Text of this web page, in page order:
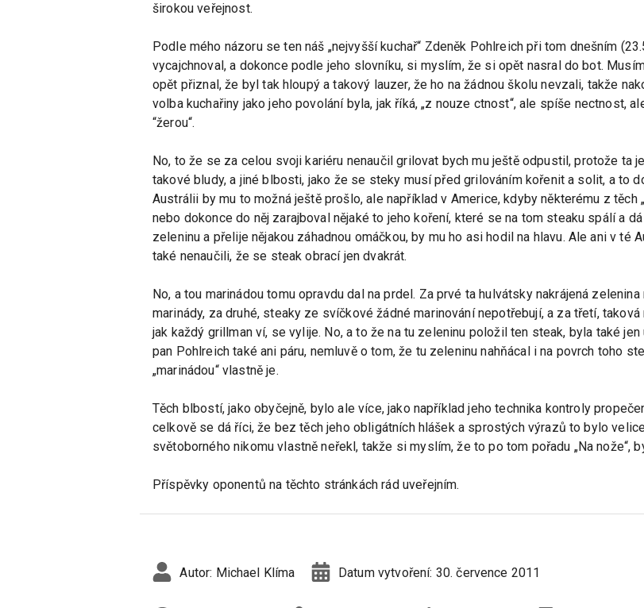
širokou veřejnost.
Podle mého názoru se ten náš „nejvyšší kuchař“ Zdeněk Pohlreich při tom dnešním
vycajchnoval, a dokonce podle jeho slovníku, si myslím, že si opět nasral do bot.
opět přiznal, že byl tak hloupý a takový lauzer, že ho na žádnou školu nevzali, takže
volba kuchařiny jako jeho povolání byla, jak říká, „z nouze ctnost“, ale spíše nectnost,
“žerou“.
No, to že se za celou svoji kariéru nenaučil grilovat bych mu ještě odpustil, protože ta
takové bludy, a jiné blbosti, jako že se steky musí před grilováním kořenit a solit, a to
Austrálii by mu to možná ještě prošlo, ale například v Americe, kdyby některému z
nebo dokonce do něj zarajboval nějaké to jeho koření, které se na tom steaku spálí a
zeleninu a přelije nějakou záhadnou omáčkou, by mu ho asi hodil na hlavu. Ale ani v té
také nenaučili, že se steak obrací jen dvakrát.
No, a tou marinádou tomu opravdu dal na prdel. Za prvé ta hulvátsky nakrájená
marinády, za druhé, steaky ze svíčkové žádné marinování nepotřebují, a za třetí,
jak každý grillman ví, se vylije. No, a to že na tu zeleninu položil ten steak, byla také
pan Pohlreich také ani páru, nemluvě o tom, že tu zeleninu nahňácal i na povrch toho
„marinádou“ vlastně je.
Těch blbostí, jako obyčejně, bylo ale více, jako například jeho technika kontroly
celkově se dá říci, že bez těch jeho obligátních hlášek a sprostých výrazů to bylo
světoborného nikomu vlastně neřekl, takže si myslím, že to po tom pořadu „Na nože“,
Příspěvky oponentů na těchto stránkách rád uveřejním.
Autor: Michael Klíma Datum vytvoření: 30. července 2011